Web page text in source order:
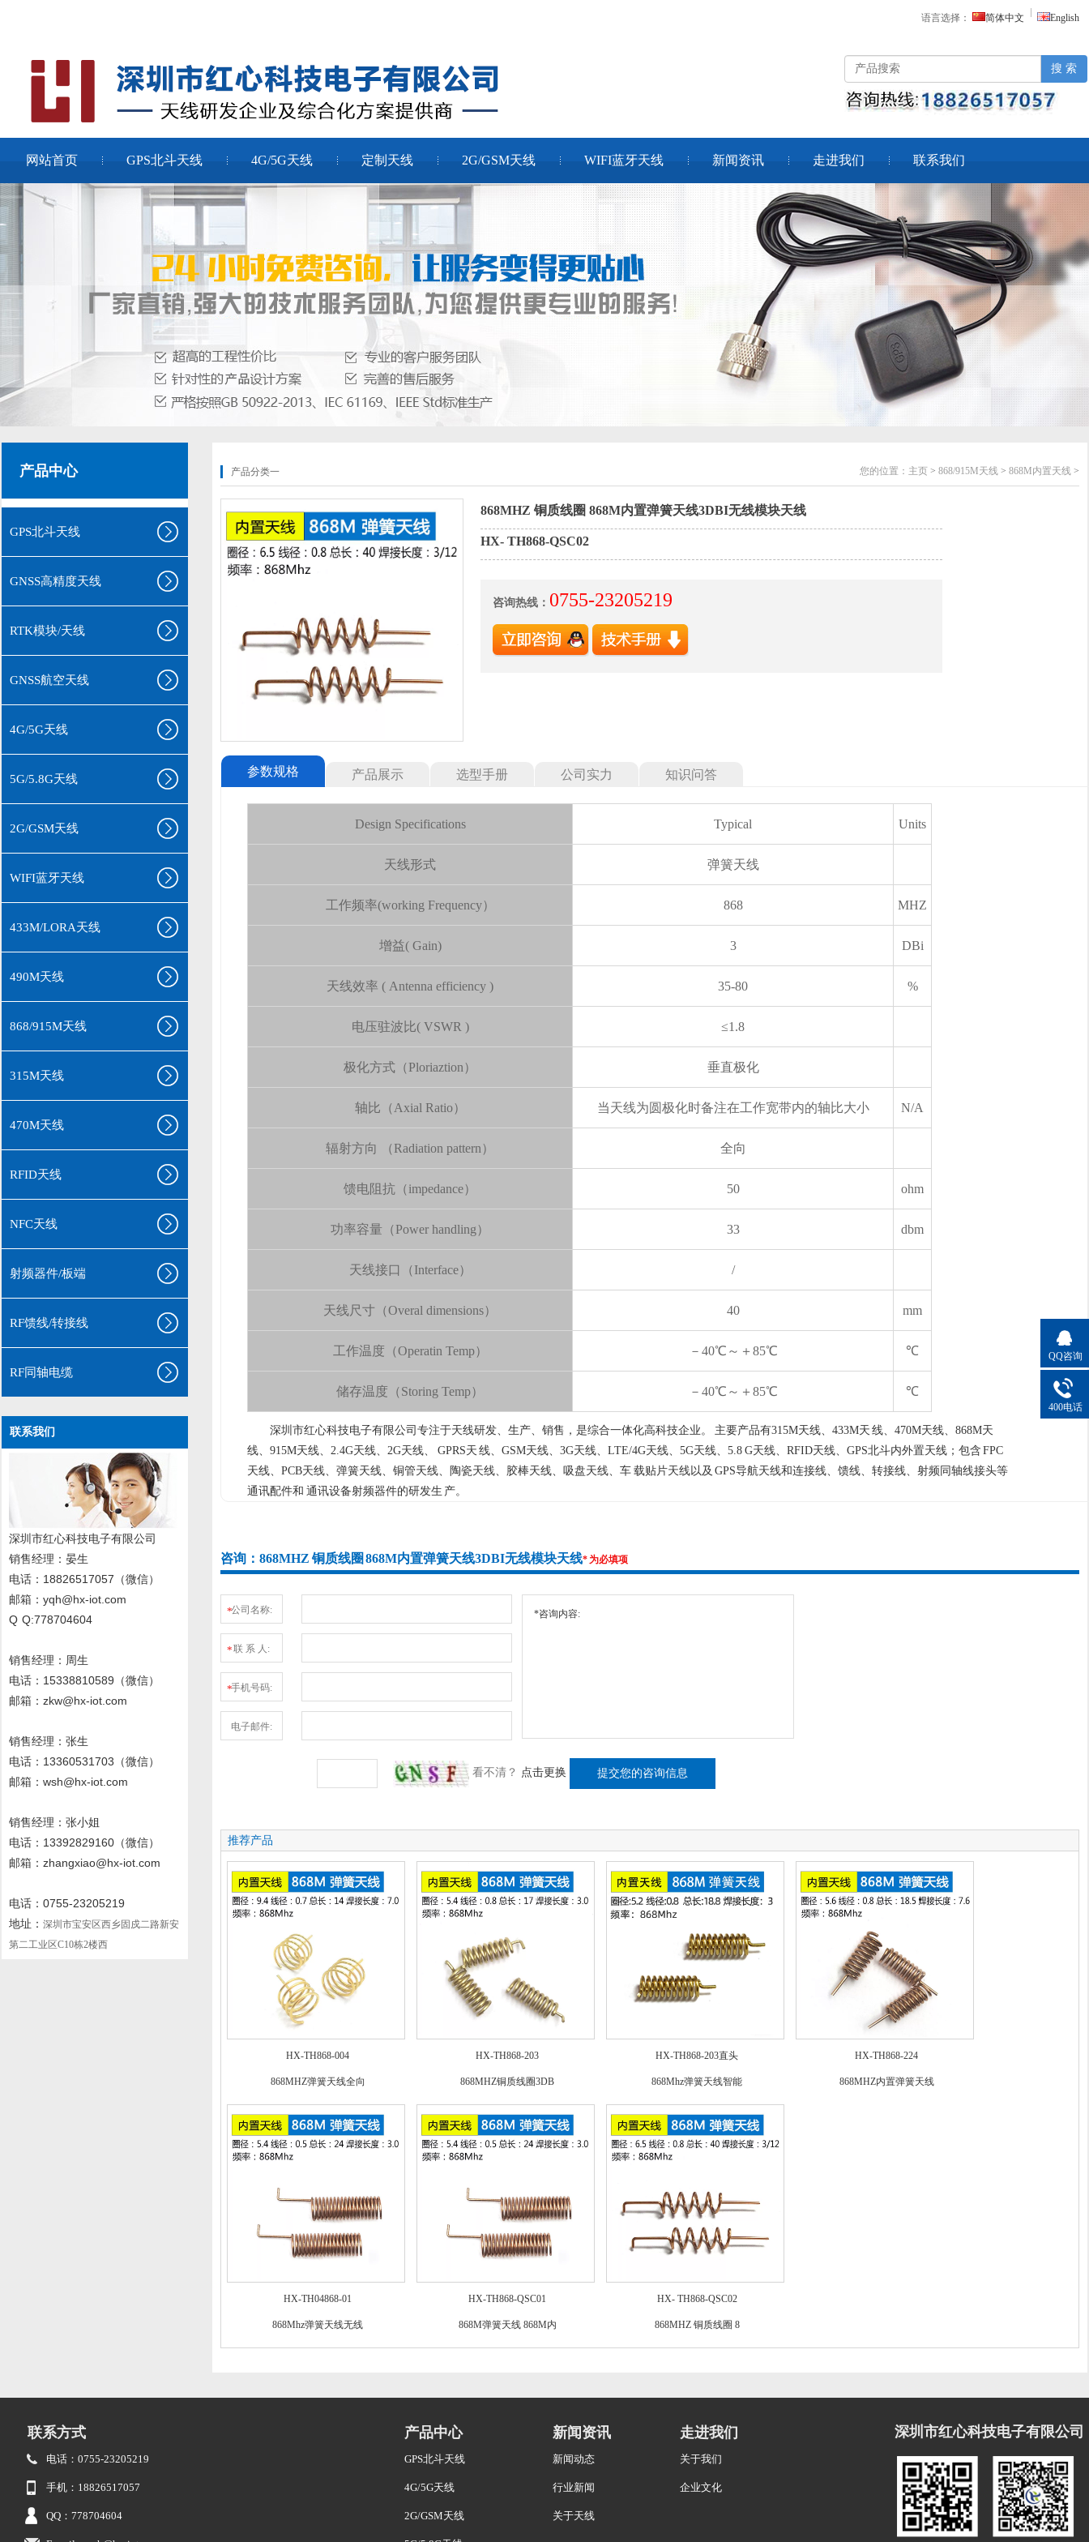
语言选择： 简体中文 English
搜 索
网站首页 GPS北斗天线 4G/5G天线 定制天线 2G/GSM天线 WIFI蓝牙天线 新闻资讯 走进我们 联系我们
产品中心
GPS北斗天线
GNSS高精度天线
RTK模块/天线
GNSS航空天线
4G/5G天线
5G/5.8G天线
2G/GSM天线
WIFI蓝牙天线
433M/LORA天线
490M天线
868/915M天线
315M天线
470M天线
RFID天线
NFC天线
射频器件/板端
RF馈线/转接线
RF同轴电缆
联系我们
深圳市红心科技电子有限公司
销售经理 ：晏生
电话：18826517057（微信）
邮箱：yqh@hx-iot.com
Q Q:778704604
销售经理：周生
电话 ：15338810589 （微信）
邮箱：zkw@hx-iot.com
销售经理：张生
电话 ：13360531703 （微信）
邮箱：wsh@hx-iot.com
销售经理：张小姐
电话 ：13392829160 （微信）
邮箱：zhangxiao@hx-iot.com
电话：0755-23205219
地址： 深圳市宝安区西乡固戍二路新安
第二工业区C10栋2楼西
产品分类一 您的位置： 主页 > 868/915M天线 > 868M内置天线 >
868MHZ 铜质线圈 868M内置弹簧天线3DBI无线模块天线
HX- TH868-QSC02
咨询热线： 0755-23205219
参数规格 产品展示 选型手册 公司实力 知识问答
Design Specifications Typical Units
天线形式 弹簧天线
工作频率(working Frequency） 868 MHZ
增益( Gain) 3 DBi
天线效率 ( Antenna efficiency ) 35-80 %
电压驻波比( VSWR ) ≤1.8
极化方式（Ploriaztion） 垂直极化
轴比（Axial Ratio） 当天线为圆极化时备注在工作宽带内的轴比大小 N/A
辐射方向 （Radiation pattern） 全向
馈电阻抗（impedance） 50 ohm
功率容量（Power handling） 33 dbm
天线接口（Interface） /
天线尺寸（Overal dimensions） 40 mm
工作温度（Operatin Temp） －40℃～＋85℃ ℃
储存温度（Storing Temp） －40℃～＋85℃ ℃
深圳市红心科技电子有限公司专注于天线研发、生产、销售，是综合一体化高科技企业。 主要产品有315M天线、433M天 线、470M天线、868M天
线、915M天线、2.4G天线、2G天线、 GPRS天 线、GSM天线、3G天线、LTE/4G天线、5G天线、5.8 G天线、RFID天线、GPS北斗内外置天线；包含 FPC
天线、PCB天线、弹簧天线、铜管天线、陶瓷天线、胶棒天线、吸盘天线、车 载贴片天线以及 GPS导航天线和连接线、馈线、转接线、射频同轴线接头等
通讯配件和 通讯设备射频器件的研发生 产。
咨询：868MHZ 铜质线圈 868M内置弹簧天线3DBI无线模块天线* 为必填项
*公司名称:
*联 系 人:
*手机号码:
电子邮件:
看不清？ 点击更换
推荐产品
HX-TH868-004
868MHZ弹簧天线全向
HX-TH868-203
868MHZ铜质线圈3DB
HX-TH868-203直头
868Mhz弹簧天线智能
HX-TH868-224
868MHZ内置弹簧天线
HX-TH04868-01
868Mhz弹簧天线无线
HX-TH868-QSC01
868M弹簧天线 868M内
HX- TH868-QSC02
868MHZ 铜质线圈 8
联系方式
电话：0755-23205219
手机：18826517057
QQ：778704604
产品中心
GPS北斗天线
4G/5G天线
2G/GSM天线
新闻资讯
新闻动态
行业新闻
关于天线
走进我们
关于我们
企业文化
深圳市红心科技电子有限公司
QQ咨询
400电话